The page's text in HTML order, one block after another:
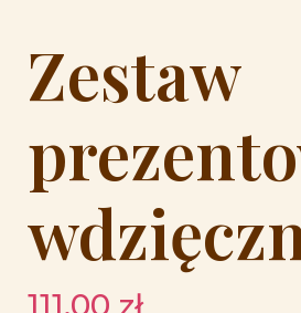
Zestaw
111,00 zł